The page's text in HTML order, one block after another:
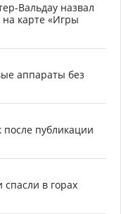
Вальдау назвал
карте «Игры
аппараты без
после публикации
в горах